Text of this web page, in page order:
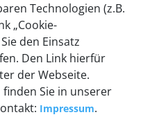
&
Technologien (z.B.
„Cookie-
den Einsatz
Den Link hierfür
der Webseite.
Sie in unserer
Impressum.